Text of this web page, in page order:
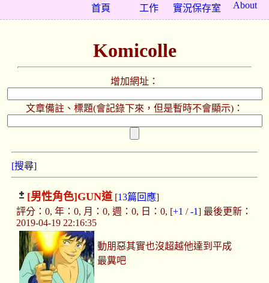
About
實況保存室
工作
首頁
Komicolle
增加網址：
文章備註、標題(會記錄下來，但是暫時不會顯示)：
[搜尋]
[男性角色]GUN道 [13篇回應]
評分：0, 年：0, 月：0, 週：0, 日：0, [+1 /-1] 最後更新：
2019-04-19 22:16:35
動朋惡其實也沒超越他達到平成
最糞吧